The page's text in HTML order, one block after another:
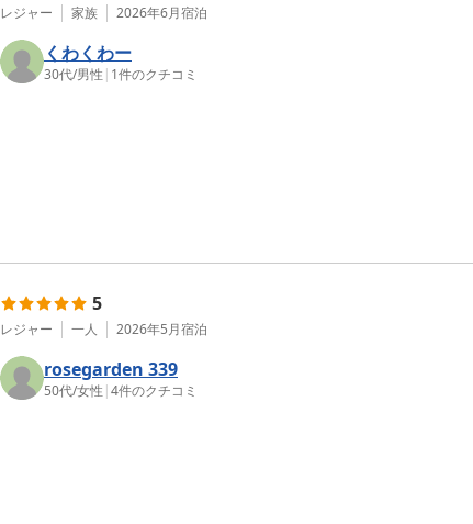
レジャー 家族 2026年6月宿泊
くわくわー
30代/男性 | 1件のクチコミ
5
レジャー 一人 2026年5月宿泊
rosegarden 339
50代/女性 |4件のクチコミ